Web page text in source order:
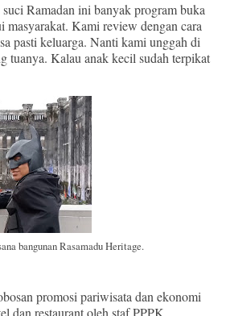
Ramadan ini banyak program buka
masyarakat. Kami review dengan cara
pasti keluarga. Nanti kami unggah di
tuanya. Kalau anak kecil sudah terpikat
bangunan Rasamadu Heritage.
promosi pariwisata dan ekonomi
dan restaurant oleh staf PPPK